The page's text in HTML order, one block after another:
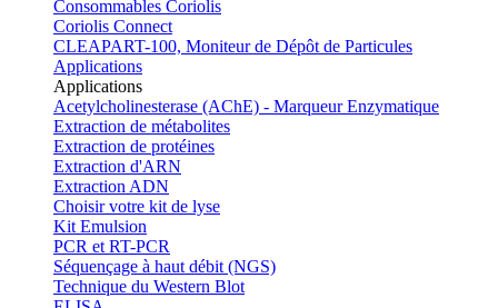
Consommables Coriolis
Coriolis Connect
CLEAPART-100, Moniteur de Dépôt de Particules
Applications
Applications
Acetylcholinesterase (AChE) - Marqueur Enzymatique
Extraction de métabolites
Extraction de protéines
Extraction d'ARN
Extraction ADN
Choisir votre kit de lyse
Kit Emulsion
PCR et RT-PCR
Séquençage à haut débit (NGS)
Technique du Western Blot